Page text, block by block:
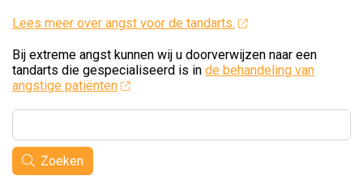
Lees meer over angst voor de tandarts.
Bij extreme angst kunnen wij u doorverwijzen naar een
tandarts die gespecialiseerd is in de behandeling van
angstige patiënten
Zoeken